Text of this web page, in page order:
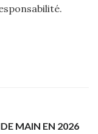
MAIN EN 2026